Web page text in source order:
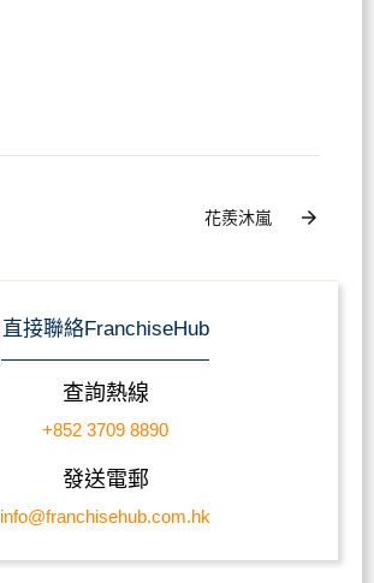
花羨沐嵐 arrow_forward
直接聯絡FranchiseHub
查詢熱線
+852 3709 8890
發送電郵
info@franchisehub.com.hk